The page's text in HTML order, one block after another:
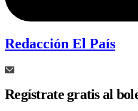
Redacción El País
Regístrate gratis al